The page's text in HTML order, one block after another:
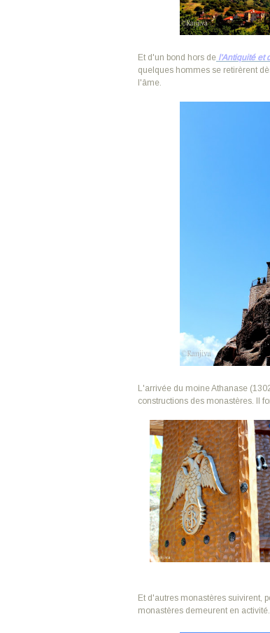
Et d'un bond hors de l'Antiquité et
quelques hommes se retirèrent
l'âme.
L'arrivée du moine Athanase
constructions des monastères. Il
Et d'autres monastères suivirent,
monastères demeurent en activité.